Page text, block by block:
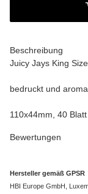
Beschreibung
Juicy Jays King
bedruckt und
110x44mm, 40
Bewertungen
Hersteller gemäß GPSR
HBI Europe GmbH,